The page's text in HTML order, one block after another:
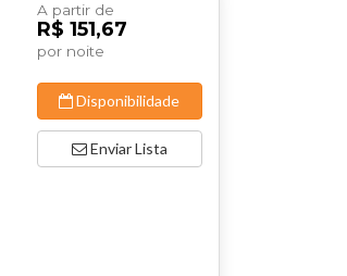
A partir de
R$ 151,67
por noite
Disponibilidade
Enviar Lista